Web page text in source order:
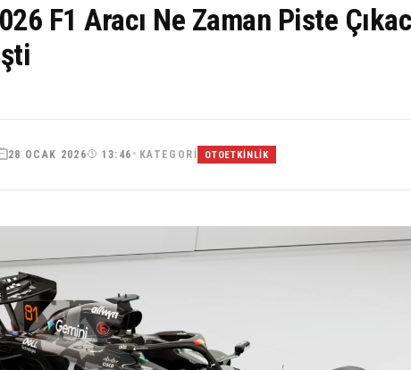
F1 Aracı Ne Zaman Piste
28 OCAK 2026 13:46 • KATEGORI OTOETKINLIK